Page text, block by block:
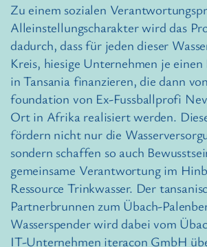
Zu einem sozialen
Alleinstellungscharakter wird das
dadurch, dass für jeden dieser
Kreis, hiesige Unternehmen je
in Tansania finanzieren, die dann
foundation von Ex-Fussballprofi
Ort in Afrika realisiert werden.
fördern nicht nur die
sondern schaffen so auch
gemeinsame Verantwortung im
Ressource Trinkwasser. Der
Partnerbrunnen zum Übach-
Wasserspender wird dabei vom
IT-Unternehmen iteracon GmbH